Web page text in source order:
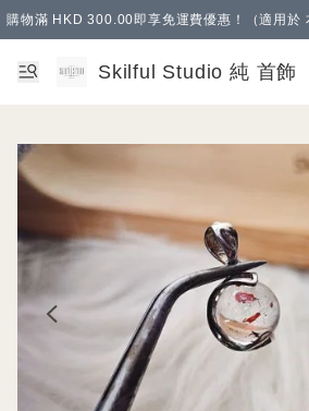
購物滿 HKD 300.00即享免運費優惠！（適用於
Skilful Studio 純 首飾